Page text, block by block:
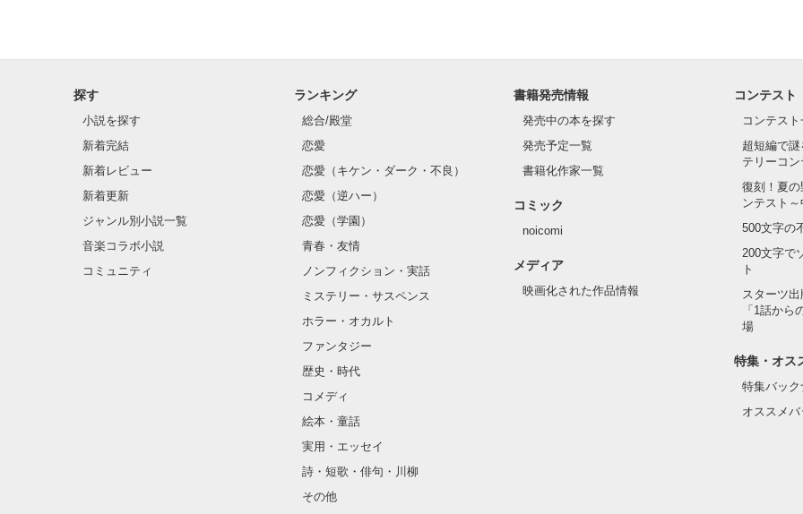
探す
小説を探す
新着完結
新着レビュー
新着更新
ジャンル別小説一覧
音楽コラボ小説
コミュニティ
ランキング
総合/殿堂
恋愛
恋愛（キケン・ダーク・不良）
恋愛（逆ハー）
恋愛（学園）
青春・友情
ノンフィクション・実話
ミステリー・サスペンス
ホラー・オカルト
ファンタジー
歴史・時代
コメディ
絵本・童話
実用・エッセイ
詩・短歌・俳句・川柳
その他
書籍発売情報
発売中の本を探す
発売予定一覧
書籍化作家一覧
コミック
noicomi
メディア
映画化された作品情報
コンテスト
コンテスト
超短編で
テリーコン
復刻！夏
ンテスト
500文字の
200文字で
ト
スターツ
「1話から
場
特集・オス
特集バック
オススメ